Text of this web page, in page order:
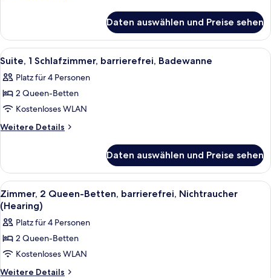
Shower)
anzeigen
barrierefrei,
Nichtraucher
(Roll-
Shower)
Daten auswählen und Preise sehen
Alle
Fotos
für
Suite,
1
Schlafzimmer,
anzeigen
Ein Hotelzimmer mit zwei Betten,
9
Suite, 1 Schlafzimmer, barrierefrei, Badewanne
Platz für 4 Personen
2 Queen-Betten
Kostenloses WLAN
Weitere Details
Weitere
1
Schlafzimmer,
barrierefrei,
Badewanne
Daten auswählen und Preise sehen
Alle
Fotos
für
Zimmer,
2 Queen-
Betten,
barrierefrei,
Ein Hotelzimmer mit einer Couch,
8
Zimmer, 2 Queen-Betten, barrierefrei, Nichtraucher
(Hearing)
Platz für 4 Personen
2 Queen-Betten
Kostenloses WLAN
Weitere Details
Weitere